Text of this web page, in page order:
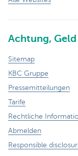
Achtung,
Sitemap
KBC Gruppe
Pressemitteilungen
Tarife
Rechtliche
Abmelden
Responsible